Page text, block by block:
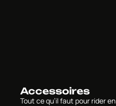
Accessoires
Tout ce qu’il faut pour rider en